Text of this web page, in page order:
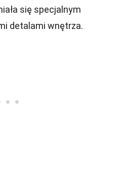
się specjalnym
detalami wnętrza.